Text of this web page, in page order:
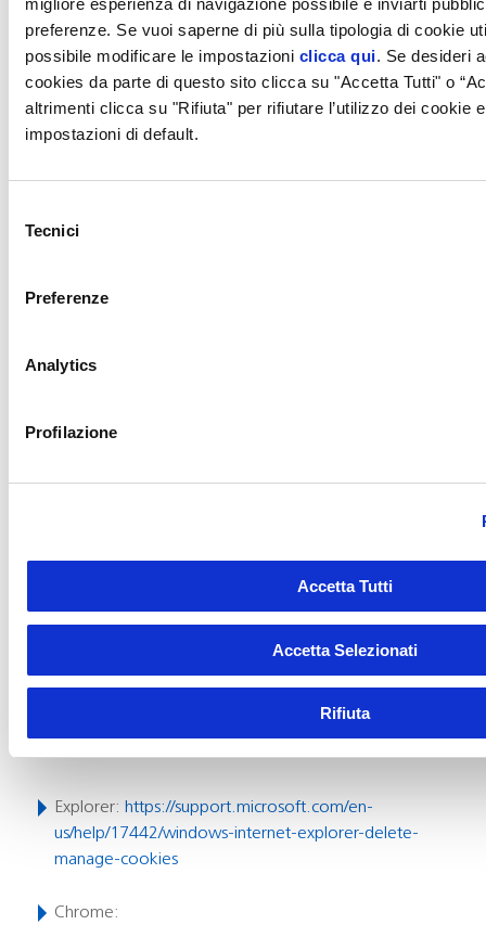
migliore esperienza di navigazione possibile e inviarti
preferenze. Se vuoi saperne di più sulla tipologia di cookie
possibile modificare le impostazioni clicca qui. Se desideri
cookies da parte di questo sito clicca su "Accetta Tutti" o
altrimenti clicca su "Rifiuta" per rifiutare l’utilizzo dei cookie
impostazioni di default.
Tecnici
Preferenze
Analytics
Profilazione
Accetta Tutti
Accetta Selezionati
Rifiuta
successiva visita al Sito il banner sui cookie sarà visualizzato
nuovamente. Naturalmente è libero di bloccare
l’installazione dei cookie di profilazione in qualsiasi
momento, senza che la possibilità di visitare il sito e fruire dei
suoi contenuti sia in qualsiasi modo compromessa. Se
significa che non riceverà più pubblicità sul Sito. Tuttavia, i
i suoi interessi o le sue preferenze sul browser che sta
5. Come posso gestire i cookie?
Ci sono varie modalità di gestire, disabilitare e cancellare i
Attraverso le impostazioni del browser
che utilizza per scoprire come gestire, disabilitare o
cancellare i cookie. Le indichiamo di seguito come
reperire le istruzioni fornite dai produttori dei browser di
navigazione più diffusi:
Explorer: https://support.microsoft.com/en-
us/help/17442/windows-internet-explorer-delete-
manage-cookies
Chrome: